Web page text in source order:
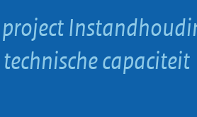
capaciteit